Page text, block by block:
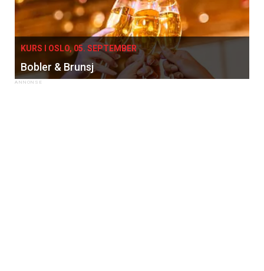
KURS I OSLO, 05. SEPTEMBER
Bobler & Brunsj